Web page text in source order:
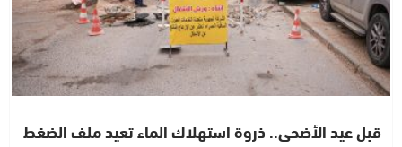
قبل عيد الأضحى.. ذروة استهلاك الماء تعيد ملف الضغط